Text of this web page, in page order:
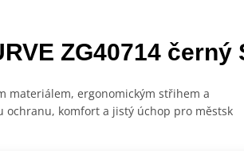
ZG40714 černý
materiálem, ergonomickým střihem a
komfort a jistý úchop pro městsk